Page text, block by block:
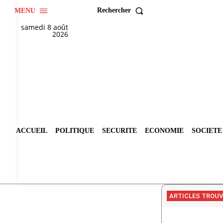
MENU Rechercher
samedi 8 août
2026
ACCUEIL POLITIQUE SECURITE ECONOMIE SOCIETE
ARTICLES